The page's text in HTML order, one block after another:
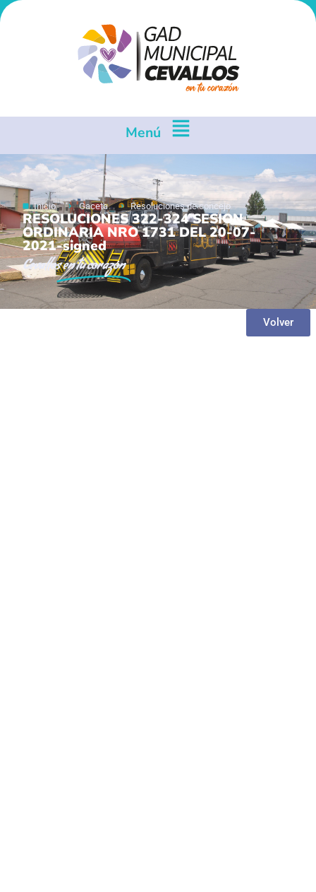
Menú
Inicio Gaceta Resoluciones de concejo
RESOLUCIONES 322-324 SESION
ORDINARIA NRO 1731 DEL 20-07-
2021-signed
Cevallosen tu corazón
Volver